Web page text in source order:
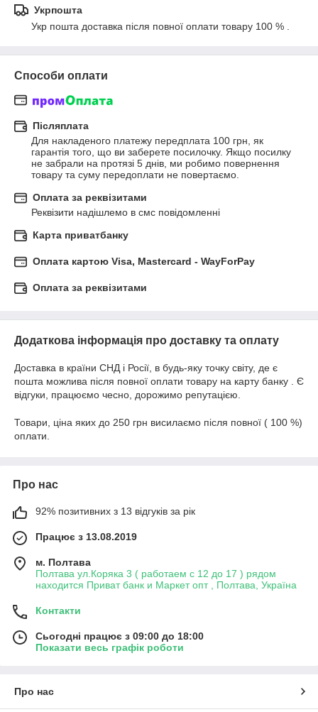
Укрпошта
Укр пошта доставка після повної оплати товару 100 % .
Способи оплати
Післяплата
Для накладеного платежу передплата 100 грн, як
гарантія того, що ви заберете посилочку. Якщо посилку
не забрали на протязі 5 днів, ми робимо повернення
товару та суму передоплати не повертаємо.
Оплата за реквізитами
Реквізити надішлемо в смс повідомленні
Карта приватбанку
Оплата картою Visa, Mastercard - WayForPay
Оплата за реквізитами
Додаткова інформація про доставку та оплату
Доставка в країни СНД і Росії, в будь-яку точку світу, де є
пошта можлива після повної оплати товару на карту банку . Є
відгуки, працюємо чесно, дорожимо репутацією.
Товари, ціна яких до 250 грн висилаємо після повної ( 100 %)
оплати.
Про нас
92% позитивних з 13 відгуків за рік
Працює з 13.08.2019
м. Полтава
Полтава ул.Коряка 3 ( работаем с 12 до 17 ) рядом
находится Приват банк и Маркет опт , Полтава, Україна
Контакти
Сьогодні працює з 09:00 до 18:00
Показати весь графік роботи
Про нас